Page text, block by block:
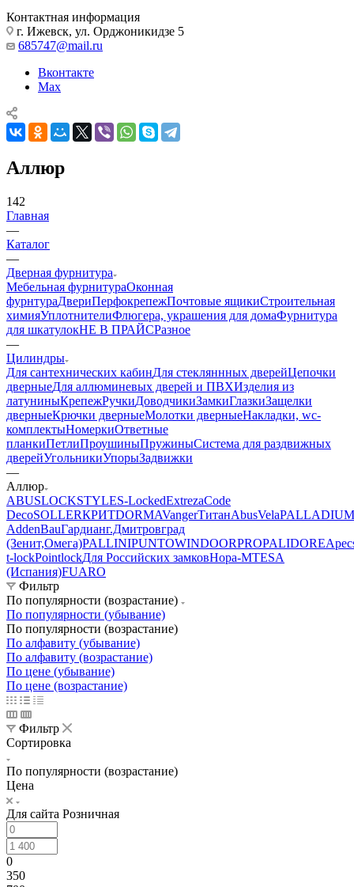
Контактная информация
г. Ижевск, ул. Орджоникидзе 5
685747@mail.ru
Вконтакте
Max
Аллюр
142
Главная
—
Каталог
—
Дверная фурнитура
Мебельная фурнитураОконная
фурнтураДвериПерфокрепежПочтовые ящикиСтроительная
химияУплотнителиФлюгера, украшения для домаФурнитура
для шкатулокНЕ В ПРАЙСРазное
—
Цилиндры
Для сантехнических кабинДля стекляннных дверейЦепочки
дверныеДля аллюминевых дверей и ПВХИзделия из
латуниныКрепежРучкиДоводчикиЗамкиГлазкиЗащелки
дверныеКрючки дверныеМолотки дверныеНакладки, wc-
комплектыНомеркиОтветные
планкиПетлиПроушиныПружиныСистема для раздвижных
дверейУгольникиУпорыЗадвижки
—
Аллюр
ABUSLOCKSTYLES-LockedExtrezaCode
DecoSOLLERКРИТDORMAVangerТитанAbusVelaPALLADIUM
AddenBauГардианг.Дмитровград
(Зенит,Омега)PALLINIPUNTOWINDOORPROPALIDORE
t-lockPointlockДля Российских замковНора-МTESA
(Испания)FUARO
Фильтр
По популярности (возрастание)
По популярности (убывание)
По популярности (возрастание)
По алфавиту (убывание)
По алфавиту (возрастание)
По цене (убывание)
По цене (возрастание)
Фильтр
Сортировка
По популярности (возрастание)
Цена
Для сайта Розничная
0
350